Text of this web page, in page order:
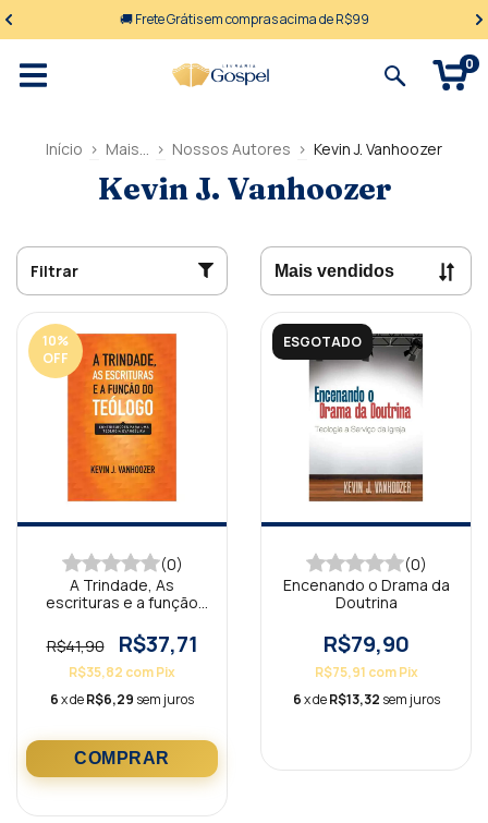
🚚 Frete Grátis em compras acima de R$99
0
Início > Mais... > Nossos Autores > Kevin J. Vanhoozer
Kevin J. Vanhoozer
Filtrar
10%
OFF
(0)
A Trindade, As
escrituras e a função
R$41,90
R$37,71
R$35,82 comPix
6x deR$6,29 sem juros
ESGOTADO
(0)
Encenando o Drama da
Doutrina
R$79,90
R$75,91 com Pix
6x deR$13,32 sem juros